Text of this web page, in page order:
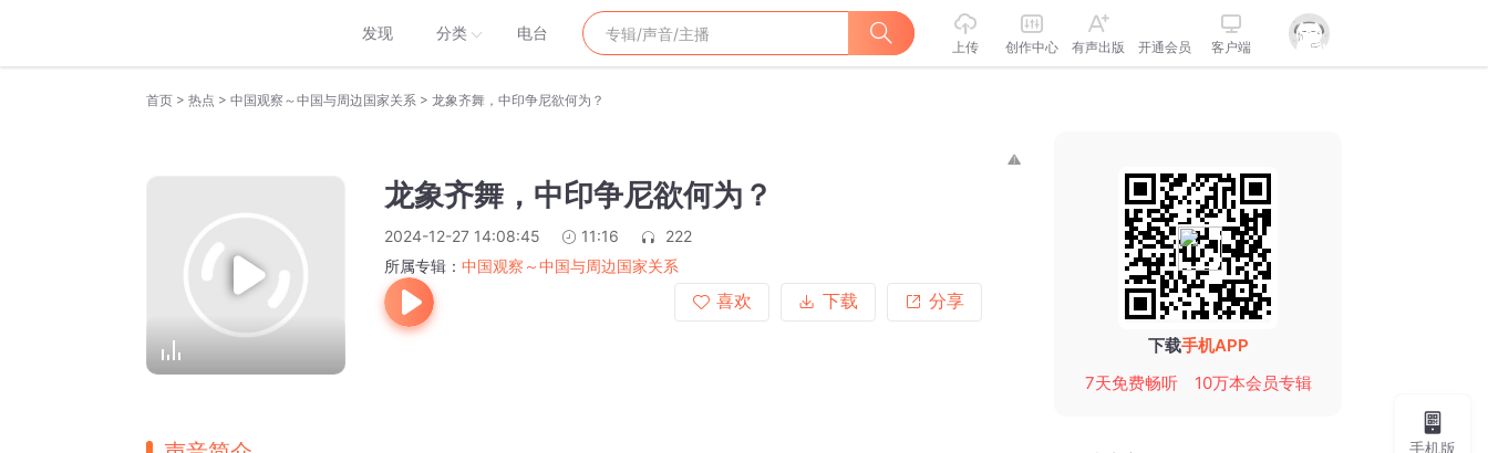
发现 分类 电台
上传 创作中心 有声出版 开通会员 客户端
首页 > 热点 > 中国观察～中国与周边国家关系 > 龙象齐舞，中印争尼欲何为？
龙象齐舞，中印争尼欲何为？
2024-12-27 14:08:45 11:16
222
所属专辑： 中国观察～中国与周边国家关系
喜欢
下载 分享
下载手机APP
7天免费畅听
10万本会员专辑
手机版